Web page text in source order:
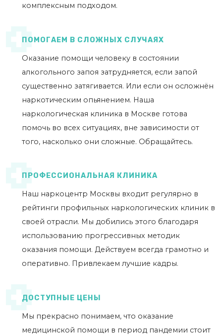
комплексным подходом.
ПОМОГАЕМ В СЛОЖНЫХ СЛУЧАЯХ
Оказание помощи человеку в состоянии
алкогольного запоя затрудняется, если запой
существенно затягивается. Или если он осложнён
наркотическим опьянением. Наша
наркологическая клиника в Москве готова
помочь во всех ситуациях, вне зависимости от
того, насколько они сложные. Обращайтесь.
ПРОФЕССИОНАЛЬНАЯ КЛИНИКА
Наш наркоцентр Москвы входит регулярно в
рейтинги профильных наркологических клиник в
своей отрасли. Мы добились этого благодаря
использованию прогрессивных методик
оказания помощи. Действуем всегда грамотно и
оперативно. Привлекаем лучшие кадры.
ДОСТУПНЫЕ ЦЕНЫ
Мы прекрасно понимаем, что оказание
медицинской помощи в период пандемии стоит